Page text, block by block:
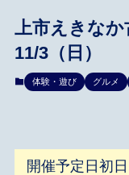
上市えきなか
11/3（日）
体験・遊び グルメ
開催予定日初